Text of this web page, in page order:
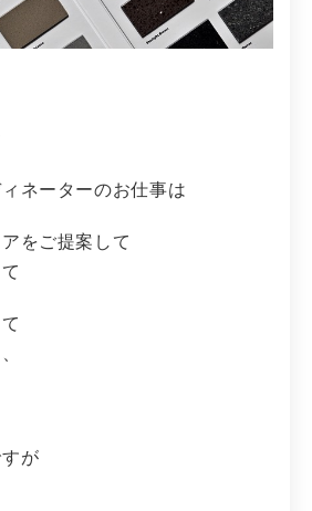
ネーターのお仕事は
をご提案して
が